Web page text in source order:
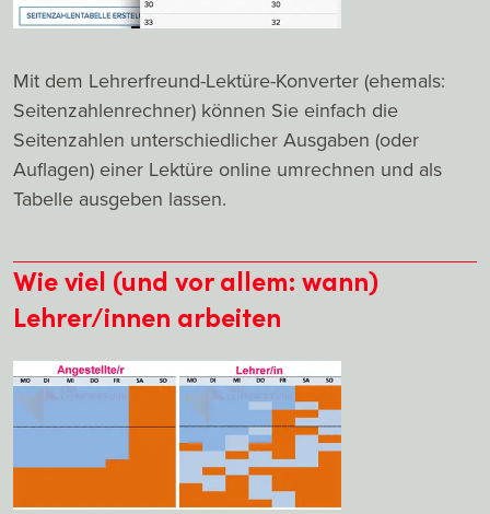
Mit dem Lehrerfreund-Lektüre-Konverter (ehemals:
Seitenzahlenrechner) können Sie einfach die
Seitenzahlen unterschiedlicher Ausgaben (oder
Auflagen) einer Lektüre online umrechnen und als
Tabelle ausgeben lassen.
Wie viel (und vor allem: wann)
Lehrer/innen arbeiten